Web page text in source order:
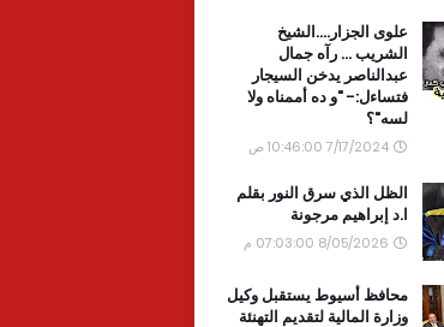
علوى الجزار....الشيخ
الشريب ... رآه جمال
عبدالناصر يدخن السيجار
فتساءل:- "و ده أممناه ولا
لسه"؟
7/17/2024 10:46:00 ص
الظل الذي سرق النور بقلم
ا.د إبراهيم مرجونة
8/05/2026 07:03:00 م
محافظ أسيوط يستقبل وكيل
وزارة المالية لتقديم التهنئة